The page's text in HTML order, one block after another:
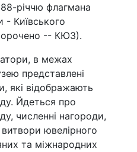
річчю флагмана
- Київського
-- КЮЗ).
в межах
представлені
які відображають
Йдеться про
численні нагороди,
ювелірного
та міжнародних